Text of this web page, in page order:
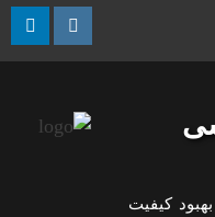
Instagram
كيفيت